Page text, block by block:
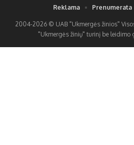
2004-2026 © UAB "Ukmergės žinios"
"Ukmergės žinių" turinį be leidimo
Reklama Prenumerata